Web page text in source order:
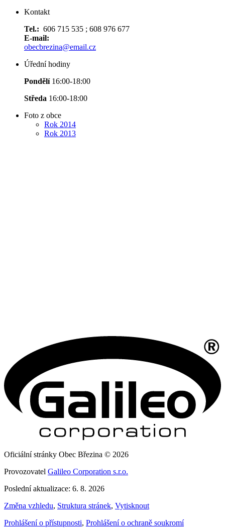
Kontakt
Tel.: 606 715 535 ; 608 976 677
E-mail:
obecbrezina@email.cz
Úřední hodiny
Pondělí 16:00-18:00
Středa 16:00-18:00
Foto z obce
Rok 2014
Rok 2013
Oficiální stránky Obec Březina © 2026
Provozovatel Galileo Corporation s.r.o.
Poslední aktualizace: 6. 8. 2026
Změna vzhledu, Struktura stránek, Vytisknout
Prohlášení o přístupnosti, Prohlášení o ochraně soukromí